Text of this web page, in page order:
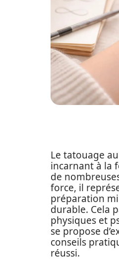
Le tatouage
incarnant à la
de
force, il
préparation
durable. Cela
physiques et
se propose
conseils
réussi.